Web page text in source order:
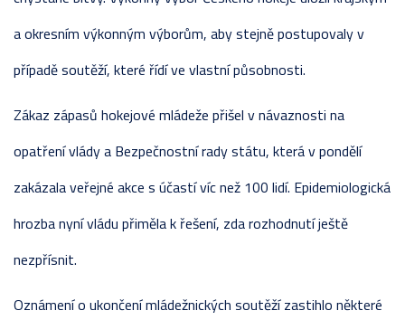
a okresním výkonným výborům, aby stejně postupovaly v
případě soutěží, které řídí ve vlastní působnosti.
Zákaz zápasů hokejové mládeže přišel v návaznosti na
opatření vlády a Bezpečnostní rady státu, která v pondělí
zakázala veřejné akce s účastí víc než 100 lidí. Epidemiologická
hrozba nyní vládu přiměla k řešení, zda rozhodnutí ještě
nezpřísnit.
Oznámení o ukončení mládežnických soutěží zastihlo některé